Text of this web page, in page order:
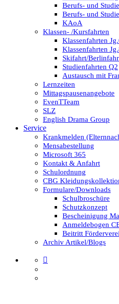
Berufs- und
Berufs- und
KAoA
Klassen- /Kursfahrten
Klassenfahrten
Klassenfahrten
Skifahrt/
Studienfahrten Q2
Austausch mit
Lernzeiten
Mittagspausenangebote
EvenTTeam
SLZ
English Drama Group
Service
Krankmelden
Mensabestellung
Microsoft 365
Kontakt & Anfahrt
Schulordnung
CBG
Formulare/Downloads
Schulbroschüre
Schutzkonzept
Bescheinigung
Anmeldebogen
Beitritt
Archiv Artikel/Blogs